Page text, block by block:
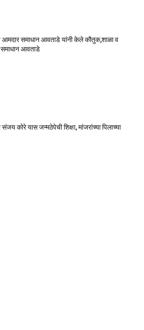
समाधान आवताडे यांनी केले कौतुक,शाळा व
समाधान आवताडे
कोरे यास जन्मठेपेची शिक्षा, मांजरांच्या पिलाच्या